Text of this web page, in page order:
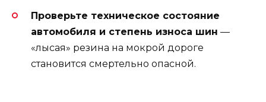
Проверьте техническое состояние
автомобиля и степень износа шин —
«лысая» резина на мокрой дороге
становится смертельно опасной.